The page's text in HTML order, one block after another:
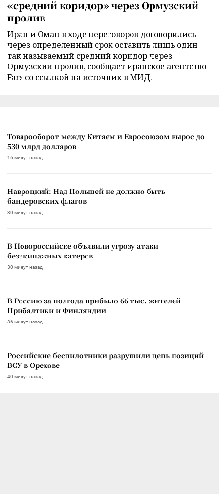
«средний коридор» через Ормузский
пролив
Иран и Оман в ходе переговоров договорились
через определенный срок оставить лишь один
так называемый средний коридор через
Ормузский пролив, сообщает иранское агентство
Fars со ссылкой на источник в МИД.
Товарооборот между Китаем и Евросоюзом вырос до
530 млрд долларов
16 минут назад
Навроцкий: Над Польшей не должно быть
бандеровских флагов
30 минут назад
В Новороссийске объявили угрозу атаки
безэкипажных катеров
30 минут назад
В Россию за полгода прибыло 66 тыс. жителей
Прибалтики и Финляндии
36 минут назад
Российские беспилотники разрушили цепь позиций
ВСУ в Орехове
40 минут назад